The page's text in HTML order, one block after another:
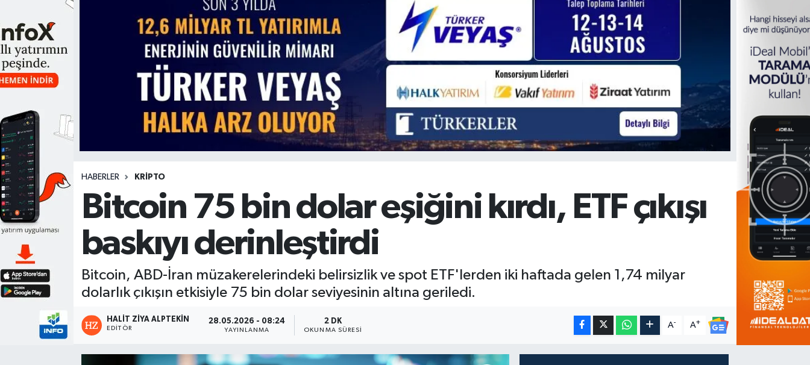
BİST100 13.779
BITCOIN 64.998,24 %0.35
HABERLER KRİPTO
Bitcoin 75 bin dolar eşiğini kırdı, ETF çıkışı
baskıyı derinleştirdi
Bitcoin, ABD-İran müzakerelerindeki belirsizlik ve spot ETF'lerden iki haftada gelen 1,74 milyar
dolarlık çıkışın etkisiyle 75 bin dolar seviyesinin altına geriledi.
HALIT ZIYA ALPTEKIN
EDITÖR
28.05.2026 - 08:24
YAYINLANMA
2 DK
OKUNMA SÜRESI
A- A+